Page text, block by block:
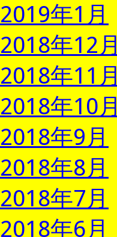
2019年1月
2018年12月
2018年11月
2018年10月
2018年9月
2018年8月
2018年7月
2018年6月